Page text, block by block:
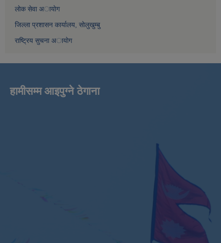
लाेक सेवा अायाेग
जिल्ला प्रशासन कार्यालय, साेलुखुम्बु
राष्ट्रिय सुचना अायाेग
हामीसम्म आइपुग्ने ठेगाना